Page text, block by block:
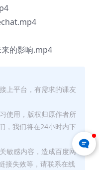
的影响.mp4
上平台，有需求的课友
使用，版权归原作者所
，我们将在24小时内下
敏感内容，造成百度网
接失效等，请联系在线